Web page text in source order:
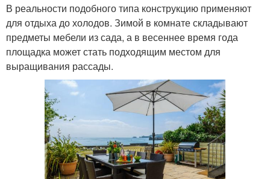
В реальности подобного типа конструкцию применяют
для отдыха до холодов. Зимой в комнате складывают
предметы мебели из сада, а в весеннее время года
площадка может стать подходящим местом для
выращивания рассады.